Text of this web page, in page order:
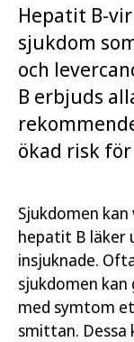
Hepatit B-
sjukdom
och
B erbjuds
ökad risk
Sjukdomen
hepatit B läker
insjuknade.
sjukdomen
med symtom
smittan.